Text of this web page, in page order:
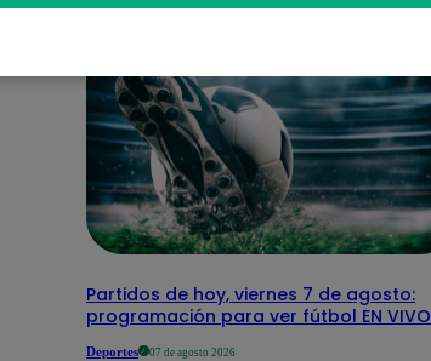
Partidos de hoy, viernes 7 de agosto:
programación para ver fútbol EN VIVO
Deportes 07 de agosto 2026